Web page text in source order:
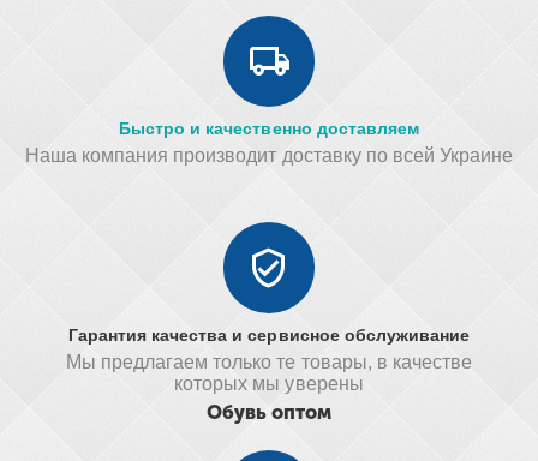
Быстро и качественно доставляем
Наша компания производит доставку по всей Украине
Гарантия качества и сервисное обслуживание
Мы предлагаем только те товары, в качестве
которых мы уверены
Обувь оптом